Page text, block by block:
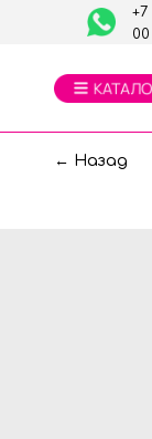
+7
00
← Назад